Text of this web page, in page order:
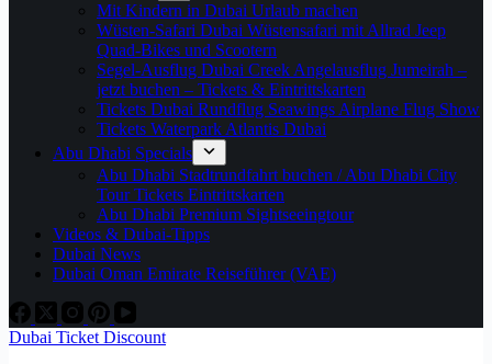
Mit Kindern in Dubai Urlaub machen
Wüsten-Safari Dubai Wüstensafari mit Allrad Jeep
Quad-Bikes und Scootern
Segel-Ausflug Dubai Creek Angelausflug Jumeirah –
jetzt buchen – Tickets & Eintrittskarten
Tickets Dubai Rundflug Seawings Airplane Flug Show
Tickets Waterpark Atlantis Dubai
Abu Dhabi Specials
Abu Dhabi Stadtrundfahrt buchen / Abu Dhabi City
Tour Tickets Eintrittskarten
Abu Dhabi Premium Sightseeingtour
Videos & Dubai-Tipps
Dubai News
Dubai Oman Emirate Reiseführer (VAE)
Dubai Ticket Discount